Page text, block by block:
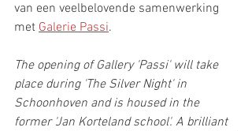
van een veelbelovende samenwerking
met Galerie Passi.
The opening of Gallery 'Passi' will take
place during 'The Silver Night' in
Schoonhoven and is housed in the
former 'Jan Korteland school'. A brilliant